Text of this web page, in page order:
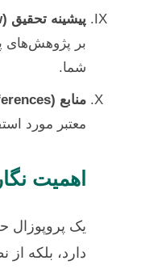
پیشینه تحقیق (Literature Review):
بر پژوهش‌های
شما.
منابع (References):
معتبر مورد
اهمیت
یک پروپوزال
دارد، بلکه از